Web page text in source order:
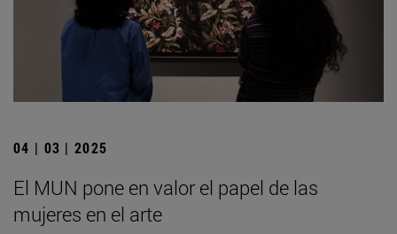
04 | 03 | 2025
El MUN pone en valor el papel de las
mujeres en el arte